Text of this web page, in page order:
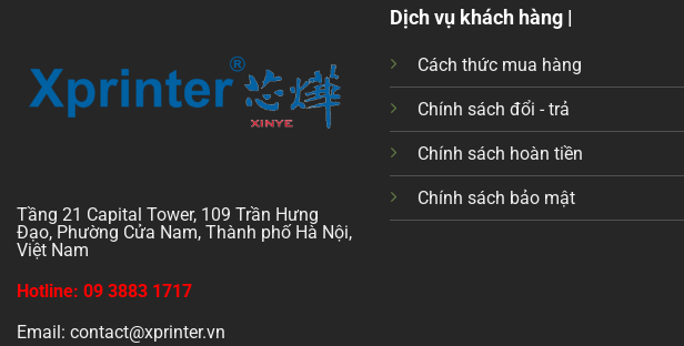
Tầng 21 Capital Tower, 109 Trần Hưng
Đạo, Phường Cửa Nam, Thành phố Hà Nội,
Việt Nam
Hotline: 09 3883 1717
Email: contact@xprinter.vn
Dịch vụ khách hàng |
Cách thức mua hàng
Chính sách đổi - trả
Chính sách hoàn tiền
Chính sách bảo mật